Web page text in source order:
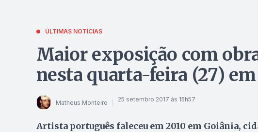
ÚLTIMAS NOTÍCIAS
Maior exposição com
nesta quarta-feira (27)
Matheus Monteiro 25 setembro 2017 às 15h57
Artista português faleceu em 2010 em Goiânia,